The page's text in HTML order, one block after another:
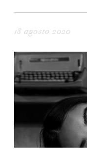
18 agosto 2020